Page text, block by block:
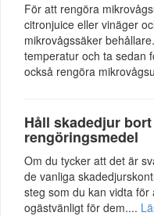
För att rengöra
citronjuice eller vinäger
mikrovågssäker
temperatur och ta sedan
också rengöra
Håll skadedjur
rengöringsmedel
Om du tycker att det är
de vanliga
steg som du kan vidta
ogästvänligt för dem....